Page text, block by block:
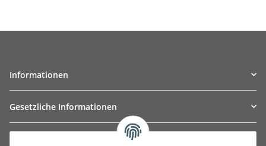
Informationen
Gesetzliche Informationen